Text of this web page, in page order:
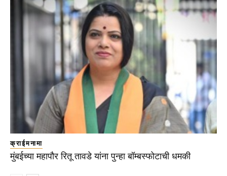
क्राईमनामा
मुंबईच्या महापौर रितू तावडे यांना पुन्हा बॉम्बस्फोटाची धमकी